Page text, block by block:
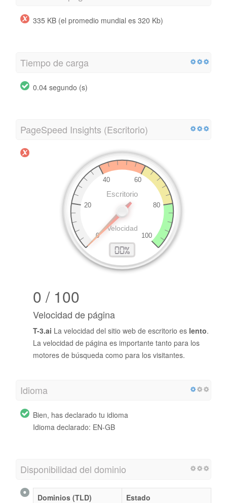
335 KB (el promedio mundial es 320 Kb)
Tiempo de carga
0.04 segundo (s)
PageSpeed ​​Insights (Escritorio)
0 / 100
Velocidad de página
T-3.ai La velocidad del sitio web de escritorio es lento.
La velocidad de página es importante tanto para los
motores de búsqueda como para los visitantes.
Idioma
Bien, has declarado tu idioma
Idioma declarado: EN-GB
Disponibilidad del dominio
Dominios (TLD)
Estado